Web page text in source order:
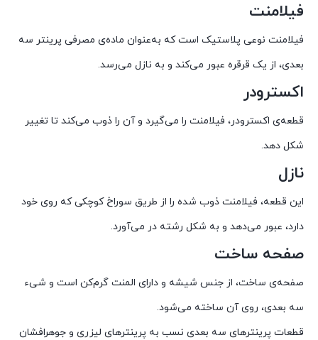
فیلامنت
فیلامنت نوعی پلاستیک است که به‌عنوان ماده‌ی مصرفی پرینتر سه
بعدی، از یک قرقره عبور می‌کند و به نازل می‌رسد.
اکسترودر
قطعه‌ی اکسترودر، فیلامنت را می‌گیرد و آن را ذوب می‌کند تا تغییر
شکل دهد.
نازل
این قطعه، فیلامنت ذوب شده را از طریق سوراخ کوچکی که روی خود
دارد، عبور می‌دهد و به شکل رشته در می‌آورد.
صفحه ساخت
صفحه‌ی ساخت، از جنس شیشه و دارای المنت گرم‌کن است و شیء
سه بعدی، روی آن ساخته می‌شود.
قطعات پرینترهای سه بعدی نسب به پرینترهای لیزری و جوهرافشان